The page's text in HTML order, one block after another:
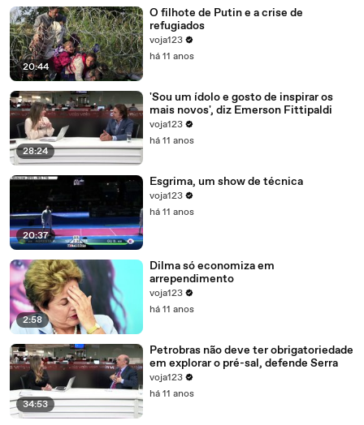
20:44
O filhote de Putin e a crise de
refugiados
voja123
há 11 anos
28:24
'Sou um ídolo e gosto de inspirar os
mais novos', diz Emerson Fittipaldi
voja123
há 11 anos
20:37
Esgrima, um show de técnica
voja123
há 11 anos
2:58
Dilma só economiza em
arrependimento
voja123
há 11 anos
34:53
Petrobras não deve ter obrigatoriedade
em explorar o pré-sal, defende Serra
voja123
há 11 anos